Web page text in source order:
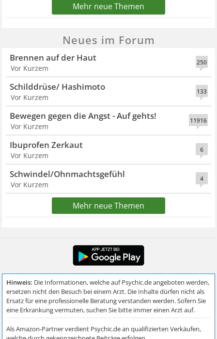
Mehr neue Themen
Neues im Forum
250
Brennen auf der Haut
Vor Kurzem
133
Schilddrüse/ Hashimoto
Vor Kurzem
11916
Bewegen gegen die Angst - Auf gehts!
Vor Kurzem
6
Ibuprofen Zerkaut
Vor Kurzem
4
Schwindel/Ohnmachtsgefühl
Vor Kurzem
Mehr neue Themen